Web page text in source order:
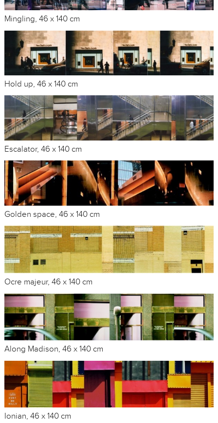
Mingling, 46 x 140 cm
Hold up, 46 x 140 cm
Escalator, 46 x 140 cm
Golden space, 46 x 140 cm
Ocre majeur, 46 x 140 cm
Along Madison, 46 x 140 cm
Ionian, 46 x 140 cm